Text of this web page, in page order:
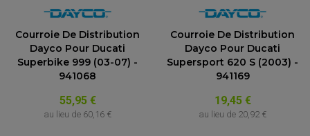
Courroie De Distribution
Dayco Pour Ducati
Superbike 999 (03-07) -
941068
55,95 €
au lieu de 60,16 €
Courroie De Distribution
Dayco Pour Ducati
Supersport 620 S (2003) -
941169
19,45 €
au lieu de 20,92 €